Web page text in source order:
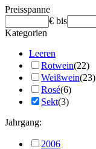
Preisspanne
€ bis
Kategorien
Leeren
Rotwein(22)
Weißwein(23)
Rosé(6)
Sekt(3)
Jahrgang:
2006